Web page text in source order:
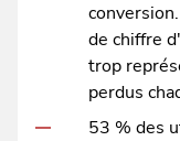
de chiffre
trop
perdus
53 % des